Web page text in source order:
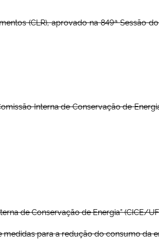
(CLR), aprovado na 849ª Sessão
Interna de Conservação de
de Conservação de Energia” (CICE/
para a redução do consumo da